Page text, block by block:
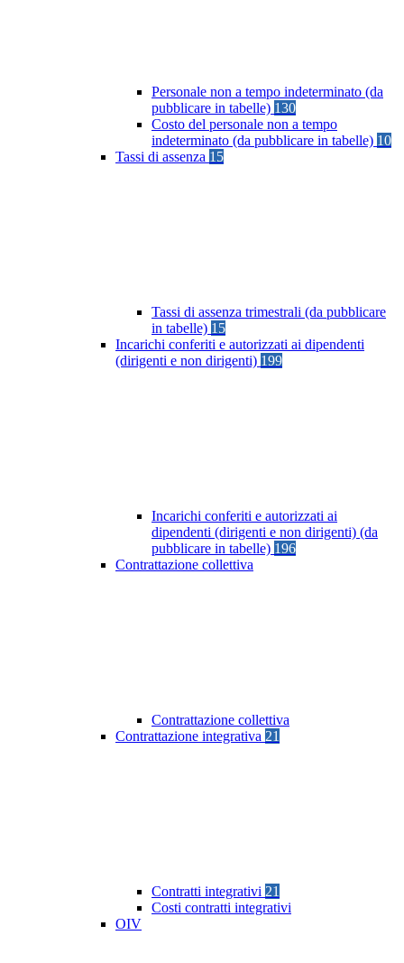
Personale non a tempo indeterminato (da
pubblicare in tabelle) 130
Costo del personale non a tempo
indeterminato (da pubblicare in tabelle) 10
Tassi di assenza 15
Tassi di assenza trimestrali (da pubblicare
in tabelle) 15
Incarichi conferiti e autorizzati ai dipendenti
(dirigenti e non dirigenti) 199
Incarichi conferiti e autorizzati ai
dipendenti (dirigenti e non dirigenti) (da
pubblicare in tabelle) 196
Contrattazione collettiva
Contrattazione collettiva
Contrattazione integrativa 21
Contratti integrativi 21
Costi contratti integrativi
OIV